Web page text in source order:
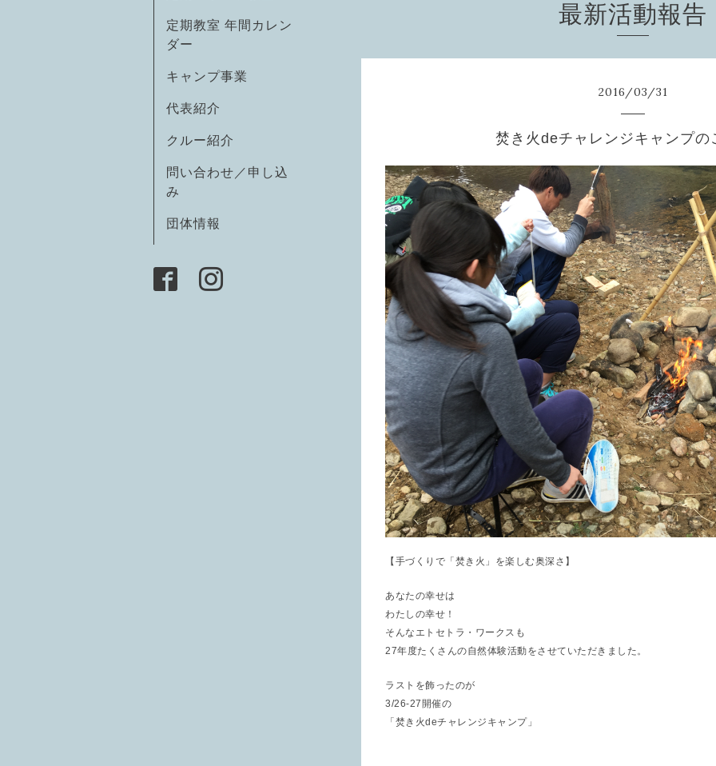
定期教室 年間カレン
ダー
キャンプ事業
代表紹介
クルー紹介
問い合わせ／申し込
み
団体情報
最新活動報告
2016/03/31
焚き火deチャレンジキャンプの
【手づくりで「焚き火」を楽しむ奥深さ】
あなたの幸せは
わたしの幸せ！
そんなエトセトラ・ワークスも
27年度たくさんの自然体験活動をさせていただきました。
ラストを飾ったのが
3/26-27 開催の
「焚き火deチャレンジキャンプ」